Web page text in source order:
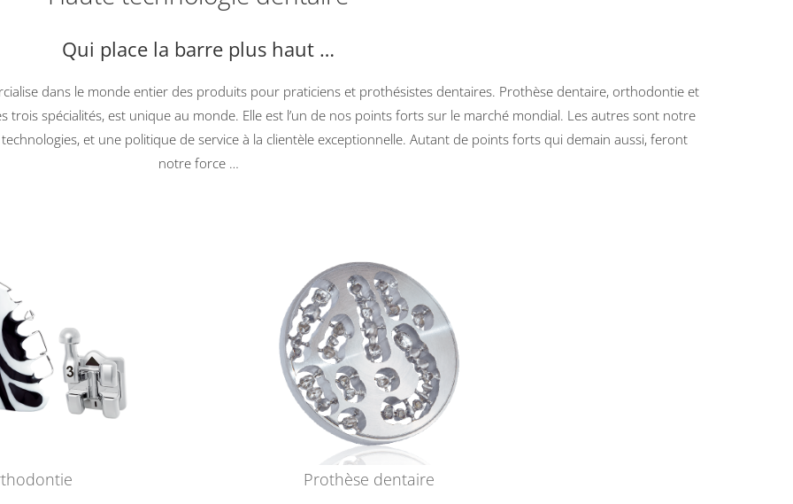
Qui place la barre plus haut …
dans le monde entier des produits pour praticiens et prothésistes dentaires. Prothèse dentaire, orthodontie et
trois spécialités, est unique au monde. Elle est l’un de nos points forts sur le marché mondial. Les autres sont notre
et une politique de service à la clientèle exceptionnelle. Autant de points forts qui demain aussi, feront
notre force …
Prothèse dentaire